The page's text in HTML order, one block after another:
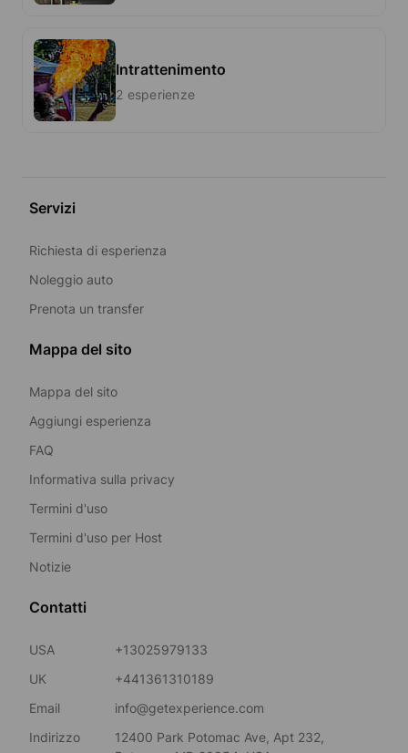
Intrattenimento
2 esperienze
Servizi
Richiesta di esperienza
Noleggio auto
Prenota un transfer
Mappa del sito
Mappa del sito
Aggiungi esperienza
FAQ
Informativa sulla privacy
Termini d'uso
Termini d'uso per Host
Notizie
Contatti
USA
+13025979133
UK
+441361310189
Email
info@getexperience.com
Indirizzo
12400 Park Potomac Ave, Apt 232,